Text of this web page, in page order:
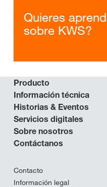
Quieres
sobre KWS?
Producto
Información técnica
Historias & Eventos
Servicios digitales
Sobre nosotros
Contáctanos
Contacto
Información legal